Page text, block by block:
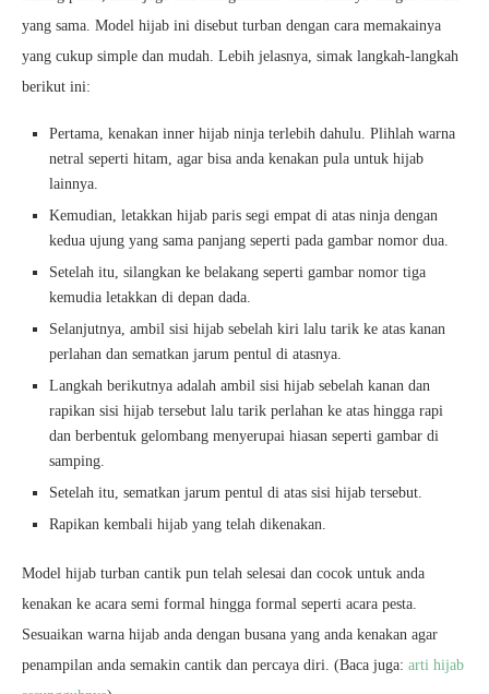
yang sama. Model hijab ini disebut turban dengan cara memakainya
yang cukup simple dan mudah. Lebih jelasnya, simak langkah-langkah
berikut ini:
Pertama, kenakan inner hijab ninja terlebih dahulu. Plihlah warna
netral seperti hitam, agar bisa anda kenakan pula untuk hijab
lainnya.
Kemudian, letakkan hijab paris segi empat di atas ninja dengan
kedua ujung yang sama panjang seperti pada gambar nomor dua.
Setelah itu, silangkan ke belakang seperti gambar nomor tiga
kemudia letakkan di depan dada.
Selanjutnya, ambil sisi hijab sebelah kiri lalu tarik ke atas kanan
perlahan dan sematkan jarum pentul di atasnya.
Langkah berikutnya adalah ambil sisi hijab sebelah kanan dan
rapikan sisi hijab tersebut lalu tarik perlahan ke atas hingga rapi
dan berbentuk gelombang menyerupai hiasan seperti gambar di
samping.
Setelah itu, sematkan jarum pentul di atas sisi hijab tersebut.
Rapikan kembali hijab yang telah dikenakan.
Model hijab turban cantik pun telah selesai dan cocok untuk anda
kenakan ke acara semi formal hingga formal seperti acara pesta.
Sesuaikan warna hijab anda dengan busana yang anda kenakan agar
penampilan anda semakin cantik dan percaya diri. (Baca juga: arti hijab